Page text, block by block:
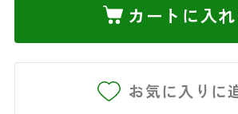
カートに入れ
お気に入りに